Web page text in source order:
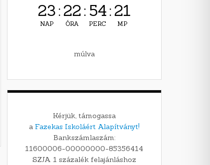
23
NAP
: 22
ÓRA
: 54
PERC
: 20
MP
múlva
Kérjük, támogassa
a Fazekas Iskoláért Alapítványt!
Bankszámlaszám:
11600006-00000000-85356414
SZJA 1 százalék felajánláshoz